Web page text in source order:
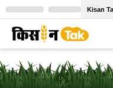
Kisan